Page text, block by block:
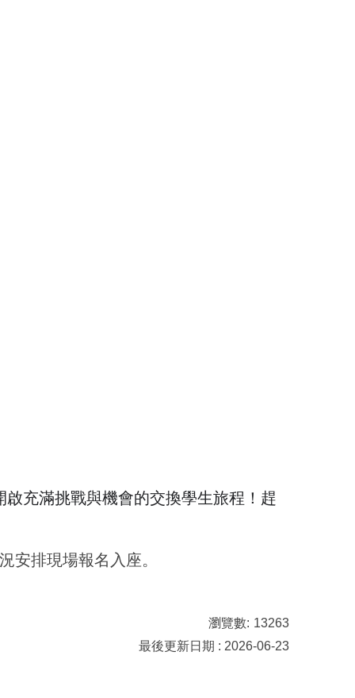
充滿挑戰與機會的交換學生旅程！趕
安排現場報名入座。
瀏覽數: 13263
最後更新日期 : 2026-06-23